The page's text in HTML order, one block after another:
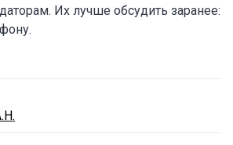
Их лучше обсудить заранее: